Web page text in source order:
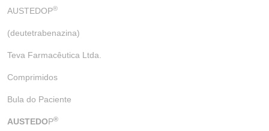
AUSTEDOP®
(deutetrabenazina)
Teva Farmacêutica Ltda.
Comprimidos
Bula do Paciente
AUSTEDOP®